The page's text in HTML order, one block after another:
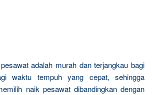
adalah murah dan terjangkau bagi
waktu tempuh yang cepat, sehingga
naik pesawat dibandingkan dengan